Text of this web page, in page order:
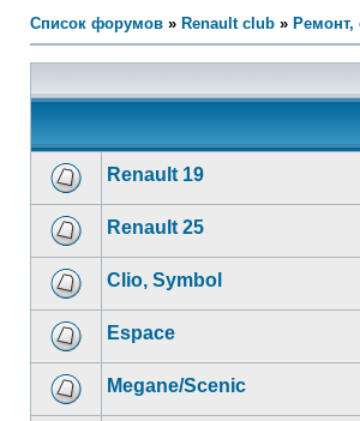
Список форумов » Renault club » Ремонт,
Renault 19
Renault 25
Clio, Symbol
Espace
Megane/Scenic